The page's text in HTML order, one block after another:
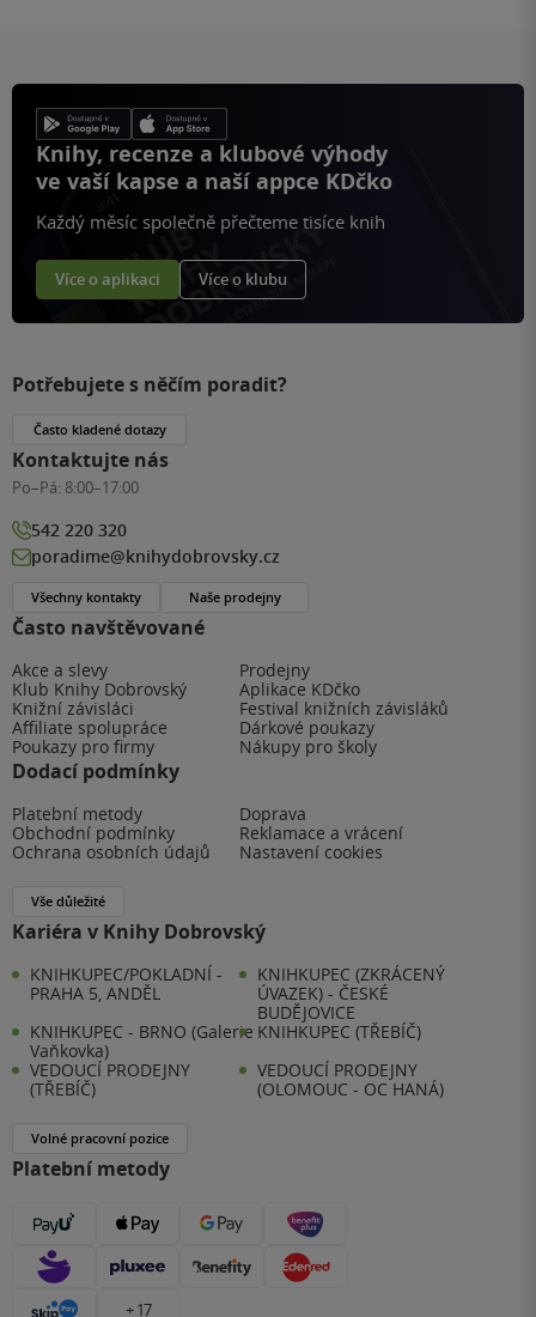
Knihy, recenze a klubové výhody
ve vaší kapse a naší appce KDčko
Každý měsíc společně přečteme tisíce knih
Více o aplikaci Více o klubu
Často navštěvované
Akce a slevy
Prodejny
Klub Knihy Dobrovský
Aplikace KDčko
Knižní závisláci
Festival knižních závisláků
Affiliate spolupráce
Dárkové poukazy
Poukazy pro firmy
Nákupy pro školy
Dodací podmínky
Platební metody
Doprava
Obchodní podmínky
Reklamace a vrácení
Ochrana osobních údajů
Nastavení cookies
Vše důležité
Kariéra v Knihy Dobrovský
KNIHKUPEC/POKLADNÍ -
PRAHA 5, ANDĚL
KNIHKUPEC (ZKRÁCENÝ
ÚVAZEK) - ČESKÉ
BUDĚJOVICE
KNIHKUPEC - BRNO (Galerie
Vaňkovka)
KNIHKUPEC (TŘEBÍČ)
VEDOUCÍ PRODEJNY
(TŘEBÍČ)
VEDOUCÍ PRODEJNY
(OLOMOUC - OC HANÁ)
Volné pracovní pozice
Platební metody
+ 17
Potřebujete s něčím poradit?
Často kladené dotazy
Kontaktujte nás
Po–Pá: 8:00–17:00
542 220 320
poradime@knihydobrovsky.cz
Všechny kontakty Naše prodejny